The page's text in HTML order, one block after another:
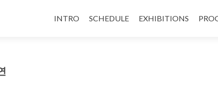
INTRO SCHEDULE EXHIBITIONS